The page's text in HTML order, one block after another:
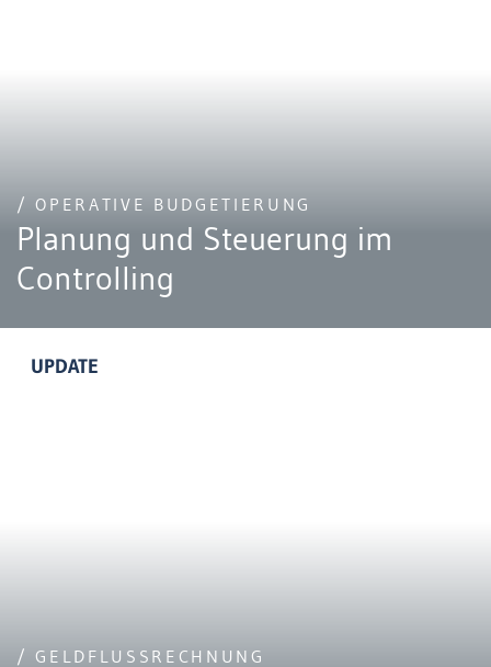
/ OPERATIVE BUDGETIERUNG
Planung und Steuerung im
Controlling
UPDATE
/ GELDFLUSSRECHNUNG